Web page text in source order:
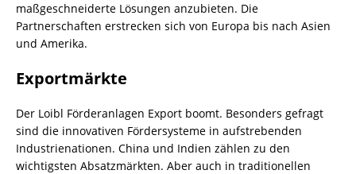
maßgeschneiderte Lösungen anzubieten. Die
Partnerschaften erstrecken sich von Europa bis nach Asien
und Amerika.
Exportmärkte
Der Loibl Förderanlagen Export boomt. Besonders gefragt
sind die innovativen Fördersysteme in aufstrebenden
Industrienationen. China und Indien zählen zu den
wichtigsten Absatzmärkten. Aber auch in traditionellen